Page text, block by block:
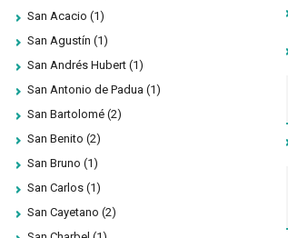
San Acacio (1)
San Agustín (1)
San Andrés Hubert (1)
San Antonio de Padua (1)
San Bartolomé (2)
San Benito (2)
San Bruno (1)
San Carlos (1)
San Cayetano (2)